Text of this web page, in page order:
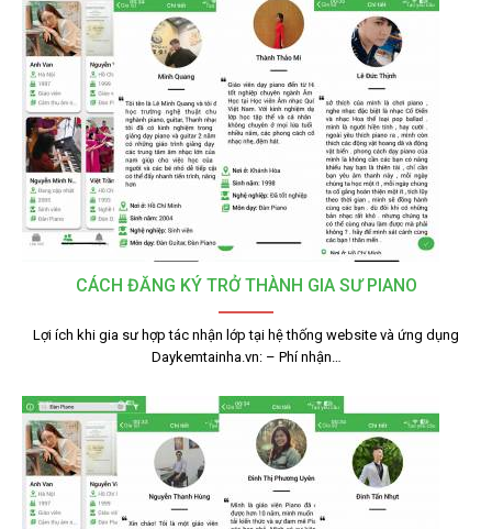
CÁCH ĐĂNG KÝ TRỞ THÀNH GIA SƯ PIANO
Lợi ích khi gia sư hợp tác nhận lớp tại hệ thống website và ứng dụng
Daykemtainha.vn: – Phí nhận…